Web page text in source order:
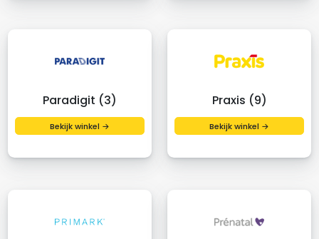
Paradigit (3)
Bekijk winkel →
Praxis (9)
Bekijk winkel →